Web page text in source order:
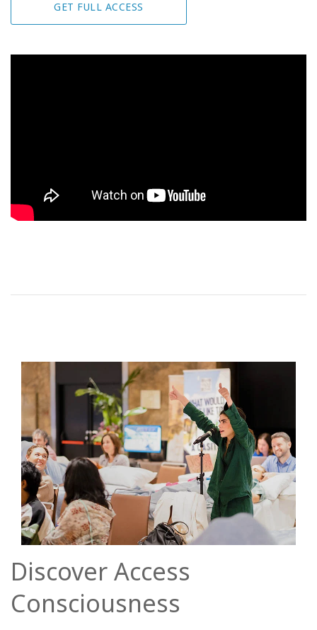
GET FULL ACCESS
Discover Access
Consciousness